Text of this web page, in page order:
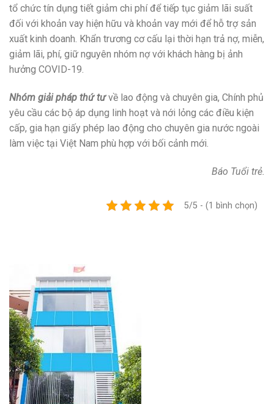
tổ chức tín dụng tiết giảm chi phí để tiếp tục giảm lãi suất
đối với khoản vay hiện hữu và khoản vay mới để hỗ trợ sản
xuất kinh doanh. Khẩn trương cơ cấu lại thời hạn trả nợ, miễn,
giảm lãi, phí, giữ nguyên nhóm nợ với khách hàng bị ảnh
hưởng COVID-19.
Nhóm giải pháp thứ tư về lao động và chuyên gia, Chính phủ
yêu cầu các bộ áp dụng linh hoạt và nới lỏng các điều kiện
cấp, gia hạn giấy phép lao động cho chuyên gia nước ngoài
làm việc tại Việt Nam phù hợp với bối cảnh mới.
Báo Tuổi trẻ.
5/5 - (1 bình chọn)